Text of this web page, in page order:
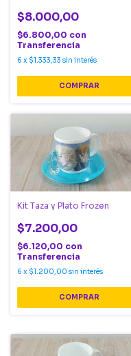
$8.000,00
$6.800,00 con
Transferencia
6 x $1.333,33 sin interés
Kit Taza y Plato Frozen
$7.200,00
$6.120,00 con
Transferencia
6 x $1.200,00 sin interés